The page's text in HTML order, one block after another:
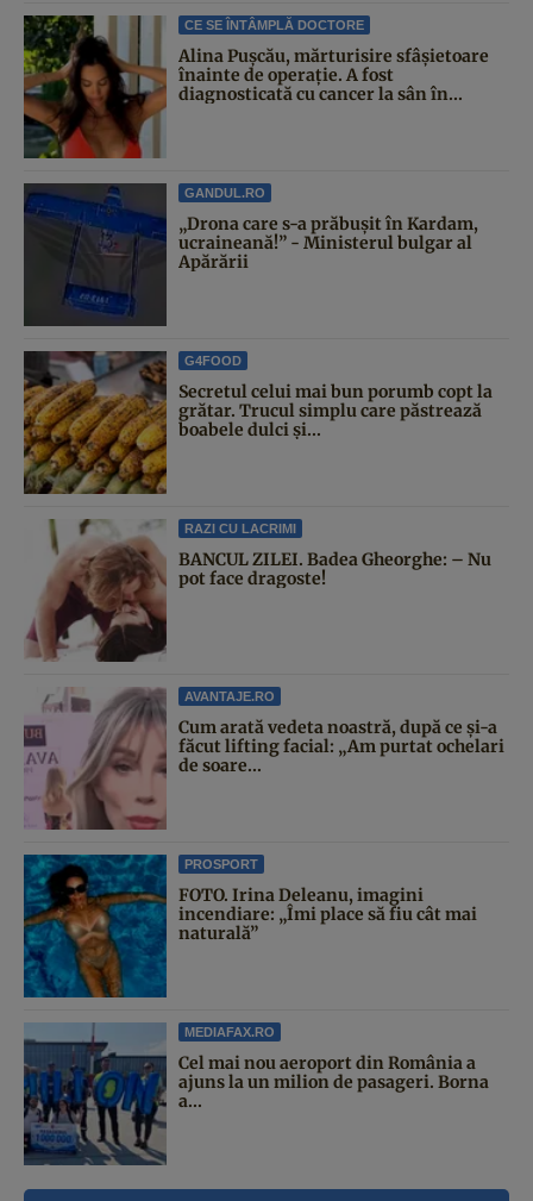
CE SE ÎNTÂMPLĂ DOCTORE
Alina Pușcău, mărturisire sfâșietoare
înainte de operație. A fost
diagnosticată cu cancer la sân în...
GANDUL.RO
„Drona care s-a prăbușit în Kardam,
ucraineană!” - Ministerul bulgar al
Apărării
G4FOOD
Secretul celui mai bun porumb copt la
grătar. Trucul simplu care păstrează
boabele dulci și...
RAZI CU LACRIMI
BANCUL ZILEI. Badea Gheorghe: – Nu
pot face dragoste!
AVANTAJE.RO
Cum arată vedeta noastră, după ce și-a
făcut lifting facial: „Am purtat ochelari
de soare...
PROSPORT
FOTO. Irina Deleanu, imagini
incendiare: „Îmi place să fiu cât mai
naturală”
MEDIAFAX.RO
Cel mai nou aeroport din România a
ajuns la un milion de pasageri. Borna
a...